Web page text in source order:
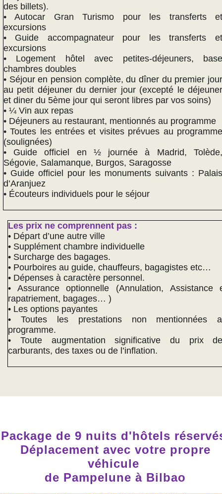
des billets).
• Autocar Gran Turismo pour les transferts et
excursions
• Guide accompagnateur pour les transferts et
excursions
• Logement hôtel avec petites-déjeuners, base
chambres doubles
• Séjour en pension complète, du dîner du premier jour
au petit déjeuner du dernier jour (excepté le déjeuner
et diner du 5ème jour qui seront libres par vos soins)
• ¼ Vin aux repas
• Déjeuners au restaurant, mentionnés au programme
• Toutes les entrées et visites prévues au programme
(soulignées)
• Guide officiel en ½ journée à Madrid, Tolède,
Ségovie, Salamanque, Burgos, Saragosse
• Guide officiel pour les monuments suivants : Palais
d’Aranjuez
• Écouteurs individuels pour le séjour
Les prix ne comprennent pas :
• Départ d’une autre ville
• Supplément chambre individuelle
• Surcharge des bagages.
• Pourboires au guide, chauffeurs, bagagistes etc…
• Dépenses à caractère personnel.
• Assurance optionnelle (Annulation, Assistance
rapatriement, bagages… )
• Les options payantes
• Toutes les prestations non mentionnées
programme.
• Toute augmentation significative du prix
carburants, des taxes ou de l’inflation.
Package de 9 nuits d'hôtels
Déplacement avec votre propre
véhicule
de Pampelune à Bilbao